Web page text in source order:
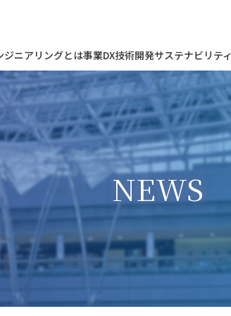
ジニアリングとは事業DX技術開発サステナビリティ
NEWS